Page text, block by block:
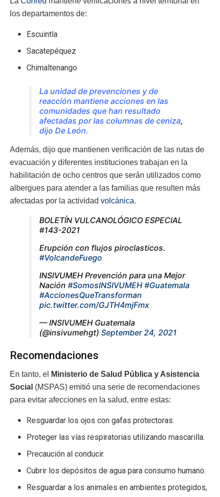
los departamentos de:
Escuintla
Sacatepéquez
Chimaltenango
La unidad de prevenciones y de
reacción mantiene acciones en las
comunidades que han resultado
afectadas por las columnas de ceniza,
dijo De León.
Además, dijo que mantienen verificación de las rutas de
evacuación y diferentes instituciones trabajan en la
habilitación de ocho centros que serán utilizados como
albergues para atender a las familias que resulten más
afectadas por la actividad volcánica.
BOLETÍN VULCANOLÓGICO ESPECIAL
#143-2021
Erupción con flujos piroclasticos.
#VolcandeFuego
INSIVUMEH Prevención para una Mejor
Nación #SomosINSIVUMEH #Guatemala
#AccionesQueTransforman
pic.twitter.com/GJTH4mjFmx
— INSIVUMEH Guatemala
(@insivumehgt) September 24, 2021
Recomendaciones
En tanto, el
Ministerio de Salud Pública y Asistencia
Social (MSPAS) emitió una serie de recomendaciones
para evitar afecciones en la salud, entre estas:
Resguardar los ojos con gafas protectoras.
Proteger las vías respiratorias utilizando mascarilla.
Precaución al conducir.
Cubrir los depósitos de agua para consumo humano.
Resguardar a los animales en ambientes protegidos,